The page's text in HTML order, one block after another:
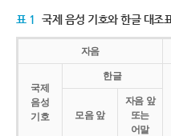
표 1 국제 음성 기호와 한글 대조
자음
국제
음성
기호
한글
모음 앞
자음 앞
또는
어말